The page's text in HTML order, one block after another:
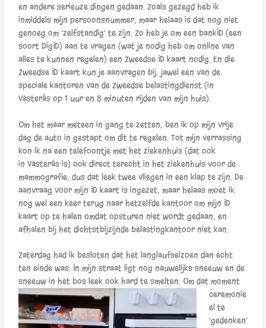
en andere serieuze dingen gedaan. Zoals gezegd heb ik
inmiddels mijn persoonsnummer, maar helaas is dat nog niet
genoeg om ‘zelfstandig’ te zijn. Zo heb je om een bankID (een
soort DigID) aan te vragen (wat je nodig heb om online van
alles te kunnen regelen) een Zweedse ID kaart nodig. En die
Zweedse ID kaart kun je aanvragen bij, jawel een van de
speciale kantoren van de Zweedse belastingdienst (in
Västerås op 1 uur en 8 minuten rijden van mijn huis).
Om het maar meteen in gang te zetten, ben ik op mijn vrije
dag de auto in gestapt om dit te regelen. Tot mijn verrassing
kon ik na een telefoontje met het ziekenhuis (dat ook
in Västerås is) ook direct terecht in het ziekenhuis voor de
mammografie, dus dat leek twee vliegen in een klap te zijn. De
aanvraag voor mijn ID kaart is ingezet, maar helaas moet ik
nog wel een keer terug naar hetzelfde kantoor om mijn ID
kaart op te halen omdat opsturen niet wordt gedaan, en
afhalen bij het dichtstbijzijnde belastingkantoor niet kan.
Zaterdag had ik besloten dat het langlaufseizoen dan écht
ten einde was. In mijn straat ligt nog nauwelijks sneeuw en de
sneeuw in het bos leek ook hard te smelten. Om dat moment
ceremonie
el te
‘gedenken’